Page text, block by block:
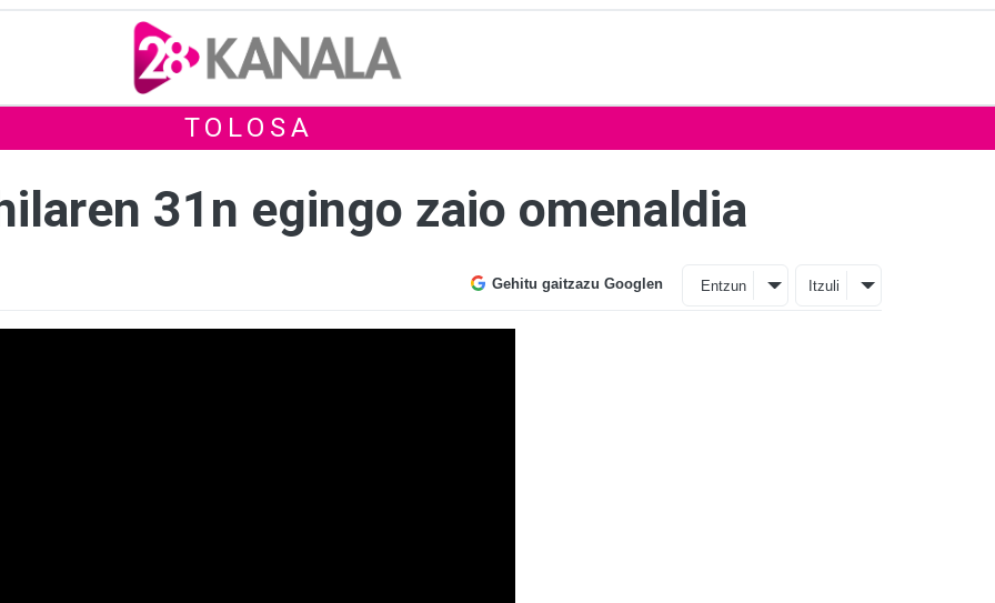
TOLOSA
31n egingo zaio omenaldia
Gehitu gaitzazu Googlen Entzun Itzuli